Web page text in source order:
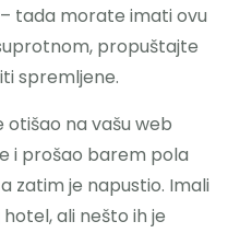
tada morate imati ovu
propuštajte
spremljene.
otišao na vašu web
i prošao barem pola
zatim je napustio. Imali
ali nešto ih je